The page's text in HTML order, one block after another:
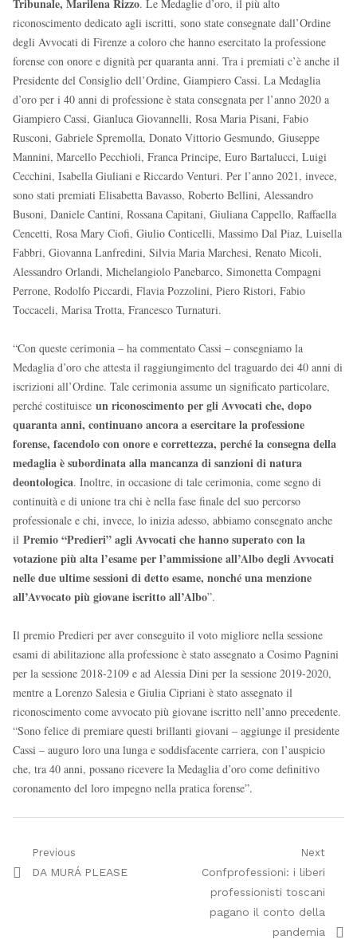
Tribunale, Marilena Rizzo. Le Medaglie d’oro, il più alto
riconoscimento dedicato agli iscritti, sono state consegnate dall’Ordine
degli Avvocati di Firenze a coloro che hanno esercitato la professione
forense con onore e dignità per quaranta anni. Tra i premiati c’è anche il
Presidente del Consiglio dell’Ordine, Giampiero Cassi. La Medaglia
d’oro per i 40 anni di professione è stata consegnata per l’anno 2020 a
Giampiero Cassi, Gianluca Giovannelli, Rosa Maria Pisani, Fabio
Rusconi, Gabriele Spremolla, Donato Vittorio Gesmundo, Giuseppe
Mannini, Marcello Pecchioli, Franca Principe, Euro Bartalucci, Luigi
Cecchini, Isabella Giuliani e Riccardo Venturi. Per l’anno 2021, invece,
sono stati premiati Elisabetta Bavasso, Roberto Bellini, Alessandro
Busoni, Daniele Cantini, Rossana Capitani, Giuliana Cappello, Raffaella
Cencetti, Rosa Mary Ciofi, Giulio Conticelli, Massimo Dal Piaz, Luisella
Fabbri, Giovanna Lanfredini, Silvia Maria Marchesi, Renato Micoli,
Alessandro Orlandi, Michelangiolo Panebarco, Simonetta Compagni
Perrone, Rodolfo Piccardi, Flavia Pozzolini, Piero Ristori, Fabio
Toccaceli, Marisa Trotta, Francesco Turnaturi.
“Con queste cerimonia – ha commentato Cassi – consegniamo la
Medaglia d’oro che attesta il raggiungimento del traguardo dei 40 anni di
iscrizioni all’Ordine. Tale cerimonia assume un significato particolare,
perché costituisce un riconoscimento per gli Avvocati che, dopo
quaranta anni, continuano ancora a esercitare la professione
forense, facendolo con onore e correttezza, perché la consegna della
medaglia è subordinata alla mancanza di sanzioni di natura
deontologica. Inoltre, in occasione di tale cerimonia, come segno di
continuità e di unione tra chi è nella fase finale del suo percorso
professionale e chi, invece, lo inizia adesso, abbiamo consegnato anche
il Premio “Predieri” agli Avvocati che hanno superato con la
votazione più alta l’esame per l’ammissione all’Albo degli Avvocati
nelle due ultime sessioni di detto esame, nonché una menzione
all’Avvocato più giovane iscritto all’Albo”.
Il premio Predieri per aver conseguito il voto migliore nella sessione
esami di abilitazione alla professione è stato assegnato a Cosimo Pagnini
per la sessione 2018-2109 e ad Alessia Dini per la sessione 2019-2020,
mentre a Lorenzo Salesia e Giulia Cipriani è stato assegnato il
riconoscimento come avvocato più giovane iscritto nell’anno precedente.
“Sono felice di premiare questi brillanti giovani – aggiunge il presidente
Cassi – auguro loro una lunga e soddisfacente carriera, con l’auspicio
che, tra 40 anni, possano ricevere la Medaglia d’oro come definitivo
coronamento del loro impegno nella pratica forense”.
Navigazione
articoli
Previous
Previous
DA MURÁ PLEASE
Next
Next
post:
Confprofessioni: i liberi
professionisti toscani
pagano il conto della
pandemia